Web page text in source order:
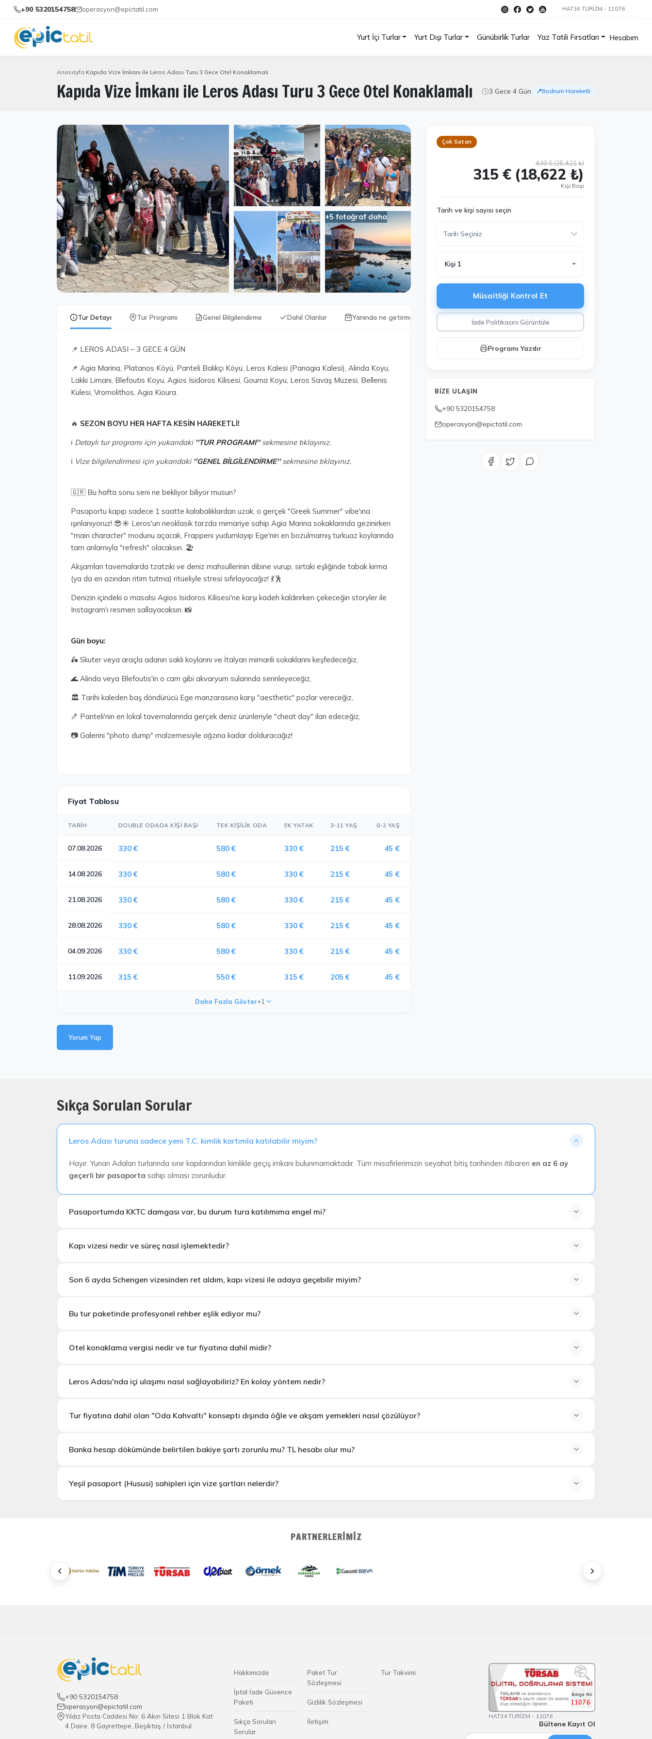
+90 5320154758 operasyon@epictatil.com HAT34 TURİZM - 11076
Yurt İçi Turlar Yurt Dışı Turlar Günübirlik Turlar Yaz Tatili Fırsatları Hesabım
Anasayfa Kapıda Vize İmkanı ile Leros Adası Turu 3 Gece Otel Konaklamalı
Kapıda Vize İmkanı ile Leros Adası Turu 3 Gece Otel Konaklamalı 3 Gece 4 Gün 📍Bodrum Hareketli
+5 fotoğraf daha
Tur Detayı Tur Programı Genel Bilgilendirme Dahil Olanlar Yanında ne getirmeli?
📌 LEROS ADASI – 3 GECE 4 GÜN
📌 Agia Marina, Platanos Köyü, Panteli Balıkçı Köyü, Leros Kalesi (Panagia Kalesi), Alinda Koyu,
Lakki Limanı, Blefoutis Koyu, Agios Isidoros Kilisesi, Gourna Koyu, Leros Savaş Müzesi, Bellenis
Kulesi, Vromolithos, Agia Kioura.
🔥 SEZON BOYU HER HAFTA KESİN HAREKETLİ!
ℹ️ Detaylı tur programı için yukarıdaki ''TUR PROGRAMI''sekmesine tıklayınız.
ℹ️ Vize bilgilendirmesi için yukarıdaki ''GENEL BİLGİLENDİRME''sekmesine tıklayınız.
🇬🇷 Bu hafta sonu seni ne bekliyor biliyor musun?
Pasaportu kapıp sadece 1 saatte kalabalıklardan uzak, o gerçek "Greek Summer" vibe'ına
ışınlanıyoruz! 😎☀️ Leros'un neoklasik tarzda mimariye sahip Agia Marina sokaklarında gezinirken
"main character" modunu açacak, Frappeni yudumlayıp Ege'nin en bozulmamış turkuaz koylarında
tam anlamıyla "refresh" olacaksın. 🏖️
Akşamları tavernalarda tzatziki ve deniz mahsullerinin dibine vurup, sirtaki eşliğinde tabak kırma
(ya da en azından ritim tutma) ritüeliyle stresi sıfırlayacağız! 💃🕺
Denizin içindeki o masalsı Agios Isidoros Kilisesi'ne karşı kadeh kaldırırken çekeceğin storyler ile
Instagram'ı resmen sallayacaksın. 📸
Gün boyu:
🛵 Skuter veya araçla adanın saklı koylarını ve İtalyan mimarili sokaklarını keşfedeceğiz,
🌊 Alinda veya Blefoutis'in o cam gibi akvaryum sularında serinleyeceğiz,
🏛️ Tarihi kaleden baş döndürücü Ege manzarasına karşı "aesthetic" pozlar vereceğiz,
🍤 Panteli'nin en lokal tavernalarında gerçek deniz ürünleriyle "cheat day" ilan edeceğiz,
📷 Galerini "photo dump" malzemesiyle ağzına kadar dolduracağız!
Fiyat Tablosu
TARIH DOUBLE ODADA KIŞI BAŞI TEK KIŞILIK ODA EK YATAK 3-11 YAŞ 0-2 YAŞ
07.08.2026 330 € 580 € 330 € 215 € 45 €
14.08.2026 330 € 580 € 330 € 215 € 45 €
21.08.2026 330 € 580 € 330 € 215 € 45 €
28.08.2026 330 € 580 € 330 € 215 € 45 €
04.09.2026 330 € 580 € 330 € 215 € 45 €
11.09.2026 315 € 550 € 315 € 205 € 45 €
Daha Fazla Göster+1
Yorum Yap
Çok Satan
430 € (25,421 ₺)
315 € (18,622 ₺)
Kişi Başı
Tarih ve kişi sayısı seçin
Kişi 1
Müsaitliği Kontrol Et
İade Politikasını Görüntüle
Programı Yazdır
BIZE ULAŞIN
+90 5320154758
operasyon@epictatil.com
Sıkça Sorulan Sorular
Leros Adası turuna sadece yeni T.C. kimlik kartımla katılabilir miyim?
Hayır. Yunan Adaları turlarında sınır kapılarından kimlikle geçiş imkanı bulunmamaktadır. Tüm misafirlerimizin seyahat bitiş tarihinden itibaren en az 6 ay
geçerli bir pasaporta sahip olması zorunludur.
Pasaportumda KKTC damgası var, bu durum tura katılımıma engel mi?
girişine hiçbir şekilde izin verilmemektedir.
Kapı vizesi nedir ve süreç nasıl işlemektedir?
tur tarihinden en az 15 gün önce
Son 6 ayda Schengen vizesinden ret aldım, kapı vizesi ile adaya geçebilir miyim?
kapı vizesi başvuruları sistem tarafından doğrudan reddedilmektedir.
Bu tur paketinde profesyonel rehber eşlik ediyor mu?
Otel konaklama vergisi nedir ve tur fiyatına dahil midir?
Leros Adası'nda içi ulaşımı nasıl sağlayabiliriz? En kolay yöntem nedir?
Tur fiyatına dahil olan "Oda Kahvaltı" konsepti dışında öğle ve akşam yemekleri nasıl çözülüyor?
Banka hesap dökümünde belirtilen bakiye şartı zorunlu mu? TL hesabı olur mu?
veya 400 € bakiye
Yeşil pasaport (Hususi) sahipleri için vize şartları nelerdir?
PARTNERLERIMIZ
+90 5320154758
operasyon@epictatil.com
Yıldız Posta Caddesi No: 6 Akın Sitesi 1 Blok Kat:
4 Daire: 8 Gayrettepe, Beşiktaş / İstanbul
Hakkımızda
İptal İade Güvence
Paketi
Sıkça Sorulan
Sorular
Paket Tur
Sözleşmesi
Gizlilik Sözleşmesi
İletişim
Tur Takvimi
11076
HAT34 TURİZM - 11076
Bültene Kayıt Ol